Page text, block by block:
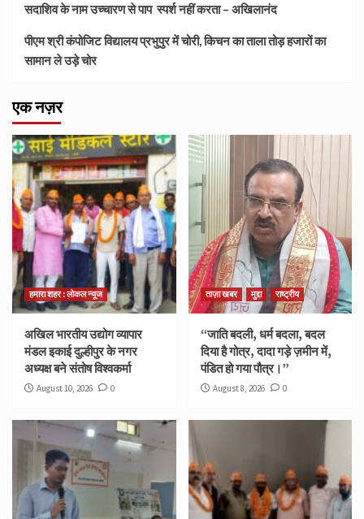
सदाशिव के नाम उच्चारण से पाप स्पर्श नहीं करता – अखिलानंद
पीएम श्री कंपोजिट विद्यालय प्रभुपुर में चोरी, किचन का ताला तोड़ हजारों का
सामान ले उड़े चोर
एक नज़र
हमारा शहर : लोकल न्यूज
अखिल भारतीय उद्योग व्यापार
मंडल इकाई दुल्हीपुर के नगर
अध्यक्ष बने संतोष विश्वकर्मा
August 10, 2026 0
ताज़ा खबर मुद्दा राष्ट्रीय
“जाति बदली, धर्म बदला, बदल
दिया है गोत्र, दादा गड़े ज़मीन में,
पंडित हो गया पौत्र।”
August 8, 2026 0